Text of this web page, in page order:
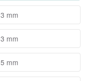
mm
mm
mm